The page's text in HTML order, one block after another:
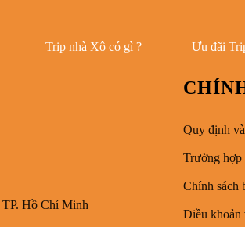
Trip nhà Xô có gì ? Ưu đãi
Hồ Chí Minh
Quy định
Trường hợp
Chính sách
Điều khoản